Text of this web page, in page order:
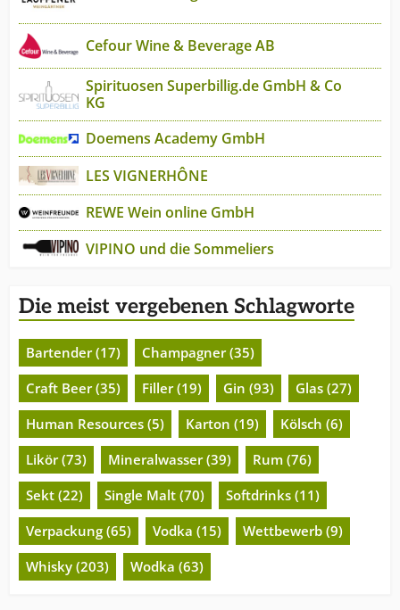
Cefour Wine & Beverage AB
Spirituosen Superbillig.de GmbH & Co
KG
Doemens Academy GmbH
LES VIGNERHÔNE
REWE Wein online GmbH
VIPINO und die Sommeliers
Die meist vergebenen Schlagworte
Bartender (17)
Champagner (35)
Craft Beer (35)
Filler (19) Gin (93)
Glas (27)
Human Resources (5)
Karton (19)
Kölsch (6)
Likör (73)
Mineralwasser (39)
Rum (76)
Sekt (22)
Single Malt (70)
Softdrinks (11)
Verpackung (65)
Vodka (15)
Wettbewerb (9)
Whisky (203)
Wodka (63)